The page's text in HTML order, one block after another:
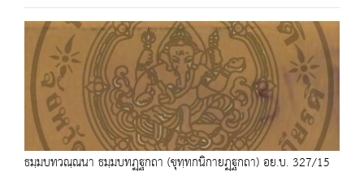
ธมฺมบทวณฺณนา ธมฺมบทฏฺฐกถา (ขุทฺทกนิกายฏฺฐกถา) อย.บ. 327/15